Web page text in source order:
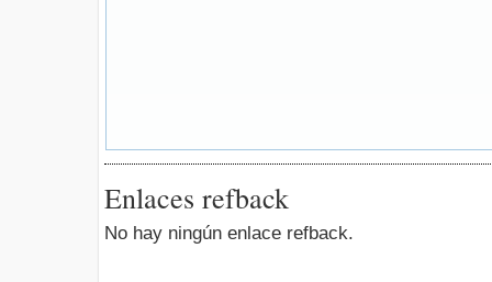
Enlaces refback
No hay ningún enlace refback.